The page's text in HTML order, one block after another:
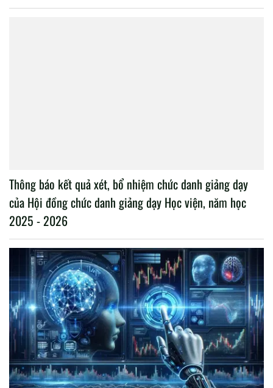
Thông báo kết quả xét, bổ nhiệm chức danh giảng dạy
của Hội đồng chức danh giảng dạy Học viện, năm học
2025 - 2026